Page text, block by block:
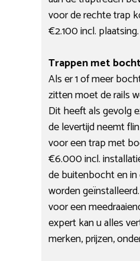
voor de rechte trap
€2.100 incl. plaatsing.
Trappen met
Als er 1 of meer
zitten moet de rails
Dit heeft als gevolg
de levertijd neemt
voor een trap met
€6.000 incl.
de buitenbocht en
worden
voor een
expert kan u alles
merken, prijzen,